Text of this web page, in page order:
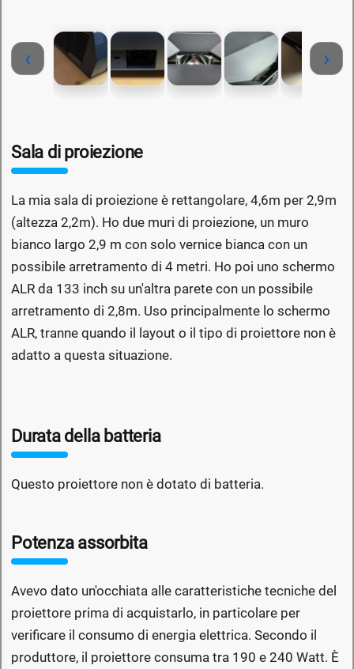
‹ ›
Sala di proiezione
La mia sala di proiezione è rettangolare, 4,6m per 2,9m
(altezza 2,2m). Ho due muri di proiezione, un muro
bianco largo 2,9 m con solo vernice bianca con un
possibile arretramento di 4 metri. Ho poi uno schermo
ALR da 133 inch su un'altra parete con un possibile
arretramento di 2,8m. Uso principalmente lo schermo
ALR, tranne quando il layout o il tipo di proiettore non è
adatto a questa situazione.
Durata della batteria
Questo proiettore non è dotato di batteria.
Potenza assorbita
Avevo dato un'occhiata alle caratteristiche tecniche del
proiettore prima di acquistarlo, in particolare per
verificare il consumo di energia elettrica. Secondo il
produttore, il proiettore consuma tra 190 e 240 Watt. È